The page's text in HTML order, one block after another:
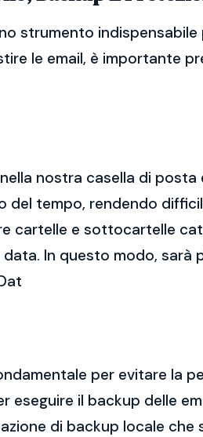
strumento indispensabile
le email, è importante
nostra casella di
del tempo, rendendo
cartelle e sottocartelle
In questo modo, sarà
per evitare la
il backup delle
di backup locale